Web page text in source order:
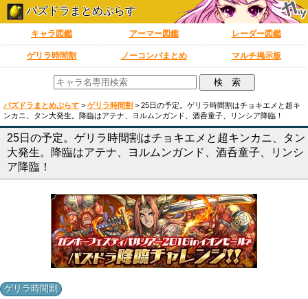
パズドラまとめぷらす
キャラ図鑑 アーマー図鑑 レーダー図鑑
ゲリラ時間割 ノーコンパまとめ マルチ掲示板
パズドラまとめぷらす > ゲリラ時間割 > 25日の予定。ゲリラ時間割はチョキエメと超キ
ンカニ、タン大発生。降臨はアテナ、ヨルムンガンド、酒呑童子、リンシア降臨！
25日の予定。ゲリラ時間割はチョキエメと超キンカニ、タン
大発生。降臨はアテナ、ヨルムンガンド、酒呑童子、リンシ
ア降臨！
ゲリラ時間割